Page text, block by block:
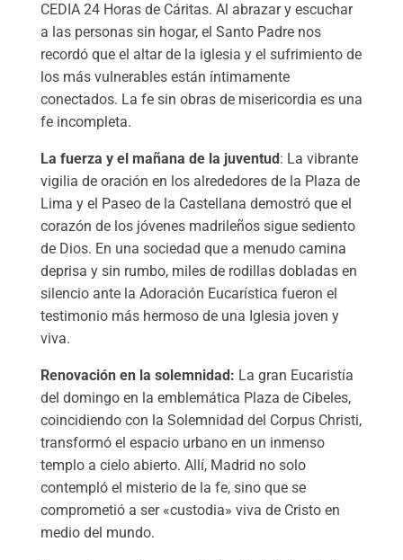
CEDIA 24 Horas de Cáritas. Al abrazar y escuchar
a las personas sin hogar, el Santo Padre nos
recordó que el altar de la iglesia y el sufrimiento de
los más vulnerables están íntimamente
conectados. La fe sin obras de misericordia es una
fe incompleta.
La fuerza y el mañana de la juventud: La vibrante
vigilia de oración en los alrededores de la Plaza de
Lima y el Paseo de la Castellana demostró que el
corazón de los jóvenes madrileños sigue sediento
de Dios. En una sociedad que a menudo camina
deprisa y sin rumbo, miles de rodillas dobladas en
silencio ante la Adoración Eucarística fueron el
testimonio más hermoso de una Iglesia joven y
viva.
Renovación en la solemnidad: La gran Eucaristía
del domingo en la emblemática Plaza de Cibeles,
coincidiendo con la Solemnidad del Corpus Christi,
transformó el espacio urbano en un inmenso
templo a cielo abierto. Allí, Madrid no solo
contempló el misterio de la fe, sino que se
comprometió a ser «custodia» viva de Cristo en
medio del mundo.